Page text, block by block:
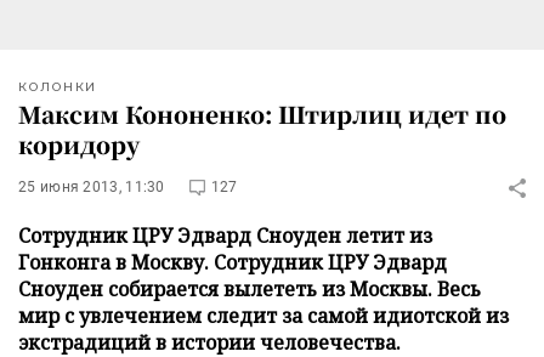
КОЛОНКИ
Максим Кононенко: Штирлиц идет по
коридору
25 июня 2013, 11:30 127
Сотрудник ЦРУ Эдвард Сноуден летит из
Гонконга в Москву. Сотрудник ЦРУ Эдвард
Сноуден собирается вылететь из Москвы. Весь
мир с увлечением следит за самой идиотской из
экстрадиций в истории человечества.